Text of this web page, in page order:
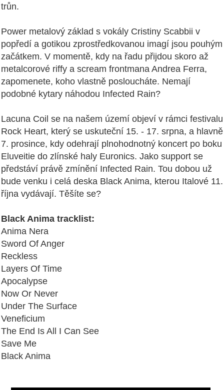
trůn.
Power metalový základ s vokály Cristiny Scabbii v
popředí a gotikou zprostředkovanou imagí jsou pouhým
začátkem. V momentě, kdy na řadu přijdou skoro až
metalcorové riffy a scream frontmana Andrea Ferra,
zapomenete, koho vlastně posloucháte. Nemají
podobné kytary náhodou Infected Rain?
Lacuna Coil se na našem území objeví v rámci festivalu
Rock Heart, který se uskuteční 15. - 17. srpna, a hlavně
7. prosince, kdy odehrají plnohodnotný koncert po boku
Eluveitie do zlínské haly Euronics. Jako support se
předstáví právě zmínění Infected Rain. Tou dobou už
bude venku i celá deska Black Anima, kterou Italové 11.
října vydávají. Těšíte se?
Black Anima tracklist:
Anima Nera
Sword Of Anger
Reckless
Layers Of Time
Apocalypse
Now Or Never
Under The Surface
Veneficium
The End Is All I Can See
Save Me
Black Anima